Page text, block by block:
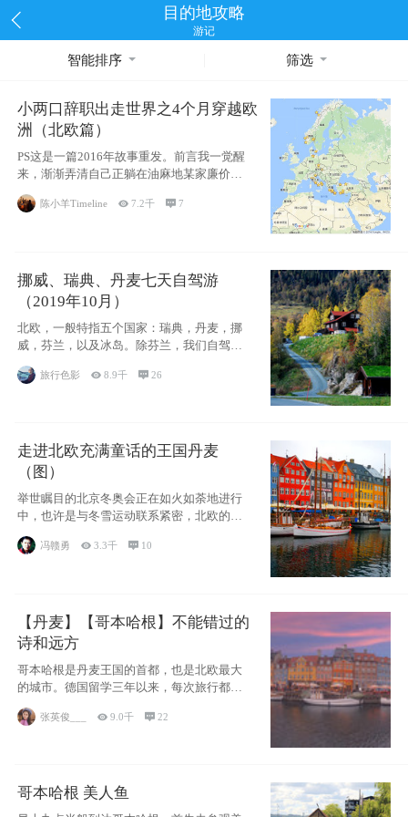
目的地攻略
游记
智能排序 筛选
小两口辞职出走世界之4个月穿越欧
洲（北欧篇）
PS这是一篇2016年故事重发。前言我一觉醒
来，渐渐弄清自己正躺在油麻地某家廉价宾
馆
陈小羊Timeline 7.2千 7
挪威、瑞典、丹麦七天自驾游
（2019年10月）
北欧，一般特指五个国家：瑞典，丹麦，挪
威，芬兰，以及冰岛。除芬兰，我们自驾游
旅行色影 8.9千 26
走进北欧充满童话的王国丹麦
（图）
举世瞩目的北京冬奥会正在如火如荼地进行
中，也许是与冬雪运动联系紧密，北欧的一
些国家因
冯赣勇 3.3千  10
【丹麦】【哥本哈根】不能错过的
诗和远方
哥本哈根是丹麦王国的首都，也是北欧最大
的城市。德国留学三年以来，每次旅行都是
张英俊___ 9.0千 22
哥本哈根 美人鱼